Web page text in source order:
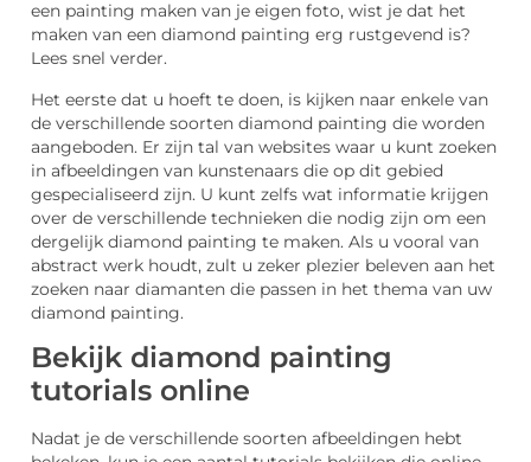
een painting maken van je eigen foto, wist je dat het
maken van een diamond painting erg rustgevend is?
Lees snel verder.
Het eerste dat u hoeft te doen, is kijken naar enkele van
de verschillende soorten diamond painting die worden
aangeboden. Er zijn tal van websites waar u kunt zoeken
in afbeeldingen van kunstenaars die op dit gebied
gespecialiseerd zijn. U kunt zelfs wat informatie krijgen
over de verschillende technieken die nodig zijn om een ​​
dergelijk diamond painting te maken. Als u vooral van
abstract werk houdt, zult u zeker plezier beleven aan het
zoeken naar diamanten die passen in het thema van uw
diamond painting.
Bekijk diamond painting
tutorials online
Nadat je de verschillende soorten afbeeldingen hebt